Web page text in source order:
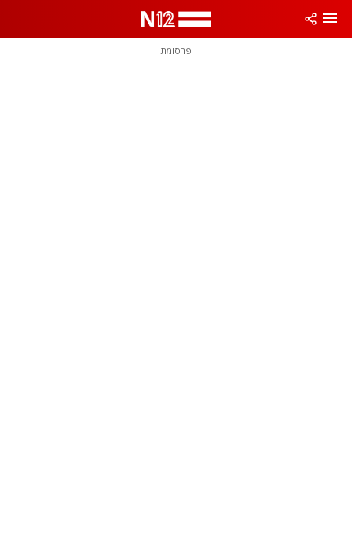
פרסומת